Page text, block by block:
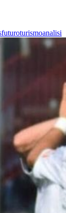
futuroturismoanalisi